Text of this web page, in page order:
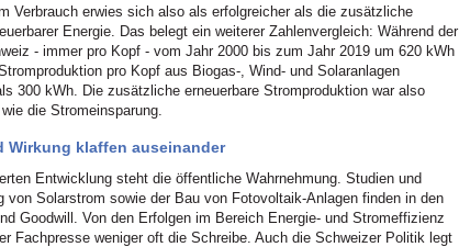
Verbrauch erwies sich also als erfolgreicher als die zusätzliche
Energie. Das belegt ein weiterer Zahlenvergleich: Während der
- immer pro Kopf - vom Jahr 2000 bis zum Jahr 2019 um 620 kWh
pro Kopf aus Biogas-, Wind- und Solaranlagen
300 kWh. Die zusätzliche erneuerbare Stromproduktion war also
die Stromeinsparung.
Wirkung klaffen auseinander
Entwicklung steht die öffentliche Wahrnehmung. Studien und
von Solarstrom sowie der Bau von Fotovoltaik-Anlagen finden in den
Goodwill. Von den Erfolgen im Bereich Energie- und Stromeffizienz
Fachpresse weniger oft die Schreibe. Auch die Schweizer Politik legt